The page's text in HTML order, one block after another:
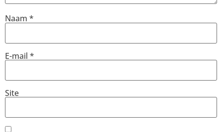
Naam *
E-mail *
Site